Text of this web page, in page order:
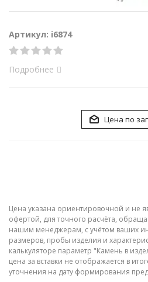
Артикул: i6874
Подробнее
Цена по
Цена указана ориентировочной и не
офертой, для точного расчёта,
нашим менеджерам, с учётом ваших
размеров, пробы изделия и
калькуляторе параметр "Камень в
цена за вставки не отображается в
уточнения на дату формирования